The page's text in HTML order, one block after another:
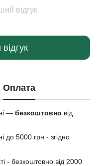
відгук
Оплата
— безкоштовно від
5000 грн - згідно
- безкоштовно від 2000